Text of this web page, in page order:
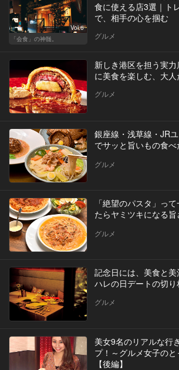
Vol.6
「会食」の神髄。
食に使える店3選｜ト
で、相手の心を掴む
グルメ
新しき港区を担う実
に美食を楽しむ、大
グルメ
銀座線・浅草線・JR
でサッと旨いもの食べ
グルメ
「絶望のパスタ」っ
たらヤミツキになる旨
グルメ
記念日には、美食と美
ハレの日デートの切
グルメ
美女9名のリアルな行
プ！～グルメ女子の
【後編】